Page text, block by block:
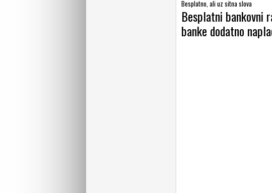
Besplatno, ali uz sitna slova
Besplatni bankovni
banke dodatno